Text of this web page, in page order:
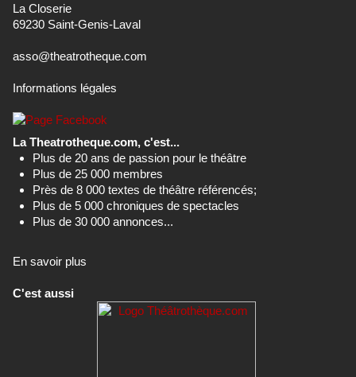
La Closerie
69230 Saint-Genis-Laval
asso@theatrotheque.com
Informations légales
La Theatrotheque.com, c'est...
Plus de 20 ans de passion pour le théâtre
Plus de 25 000 membres
Près de 8 000 textes de théâtre référencés;
Plus de 5 000 chroniques de spectacles
Plus de 30 000 annonces...
En savoir plus
C'est aussi